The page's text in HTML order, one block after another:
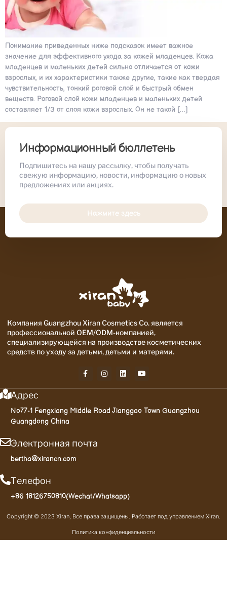
Понимание приведенных ниже подсказок имеет важное
значение для эффективного ухода за кожей младенцев. Кожа
младенцев и маленьких детей сильно отличается от кожи
взрослых, и их характеристики также другие, такие как твердая
чувствительность, тонкий роговой слой и быстрый обмен
веществ. Роговой слой кожи младенцев и маленьких детей
составляет 1/3 от слоя кожи взрослых. Он не такой […]
Информационный бюллетень
Подпишитесь на нашу рассылку, чтобы получать
свежую информацию, новости, информацию о новых
предложениях или акциях.
Нажмите здесь
Компания Guangzhou Xiran Cosmetics Co. является
профессиональной OEM/ODM-компанией,
специализирующейся на производстве косметических
средств по уходу за детьми, детьми и матерями.
Адрес
No77-1 Fengxiang Middle Road Jianggao Town Guangzhou
Guangdong China
Электронная почта
bertha@xirancn.com
Телефон
+86 18126750810(Wechat/Whatsapp)
Copyright © 2023 Xiran, Все права защищены. Работает под управлением Xiran.
Политика конфиденциальности